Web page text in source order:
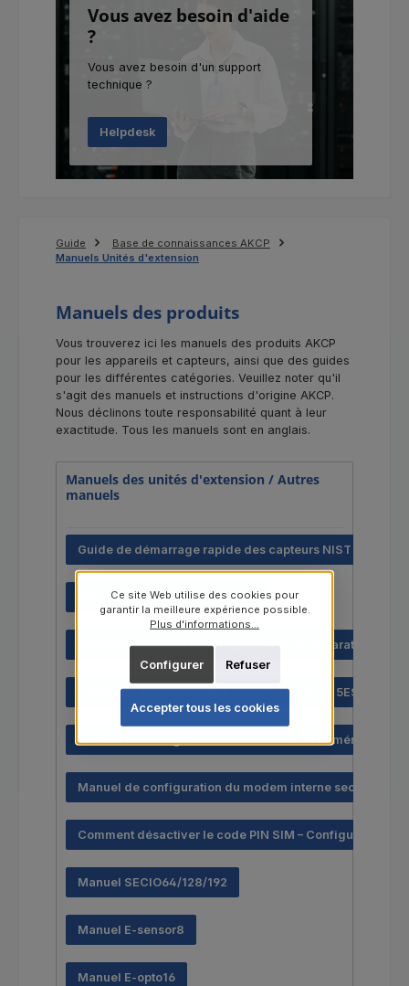
Vous avez besoin d'aide
?
Vous avez besoin d'un support
technique ?
Helpdesk
Guide
Base de connaissances AKCP
Manuels Unités d'extension
Manuels des produits
Vous trouverez ici les manuels des produits AKCP
pour les appareils et capteurs, ainsi que des guides
pour les différentes catégories. Veuillez noter qu'il
s'agit des manuels et instructions d'origine AKCP.
Nous déclinons toute responsabilité quant à leur
exactitude. Tous les manuels sont en anglais.
Manuels des unités d'extension / Autres
manuels
Guide de démarrage rapide des capteurs NIST
Manuel du détecteur de fumée
Manuel de la carte thermique SP+ et du séparateur i2C
Fonctions de sécurité des securityProbe 5E, 5ES et 5ESV
Manuel de configuration et d’alerte de la caméra SEC
Manuel de configuration du modem interne
Comment désactiver le code PIN SIM – Configuration
Manuel SECIO64/128/192
Manuel E-sensor8
Manuel E-opto16
Ce site Web utilise des cookies pour
garantir la meilleure expérience possible.
Plus d'informations...
Refuser
Configurer
Accepter tous les cookies